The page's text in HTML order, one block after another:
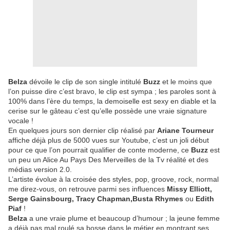
Belza dévoile le clip de son single intitulé Buzz et le moins que
l’on puisse dire c’est bravo, le clip est sympa ; les paroles sont à
100% dans l’ère du temps, la demoiselle est sexy en diable et la
cerise sur le gâteau c’est qu’elle possède une vraie signature
vocale !
En quelques jours son dernier clip réalisé par Ariane Tourneur
affiche déjà plus de 5000 vues sur Youtube, c’est un joli début
pour ce que l’on pourrait qualifier de conte moderne, ce Buzz est
un peu un Alice Au Pays Des Merveilles de la Tv réalité et des
médias version 2.0.
L’artiste évolue à la croisée des styles, pop, groove, rock, normal
me direz-vous, on retrouve parmi ses influences Missy Elliott,
Serge Gainsbourg, Tracy Chapman,Busta Rhymes ou Edith
Piaf !
Belza a une vraie plume et beaucoup d’humour ; la jeune femme
a déjà pas mal roulé sa bosse dans le métier en montrant ses